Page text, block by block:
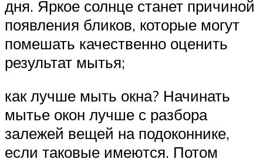
дня. Яркое солнце станет причиной
появления бликов, которые могут
помешать качественно оценить
результат мытья;
как лучше мыть окна? Начинать
мытье окон лучше с разбора
залежей вещей на подоконнике,
если таковые имеются. Потом